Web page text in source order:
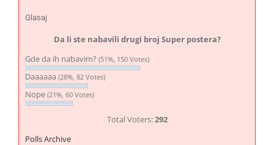
Glasaj
Da li ste nabavili drugi broj Super postera?
Gde da ih nabavim? (51%, 150 Votes)
Daaaaaa (28%, 82 Votes)
Nope (21%, 60 Votes)
Total Voters:292
Polls Archive